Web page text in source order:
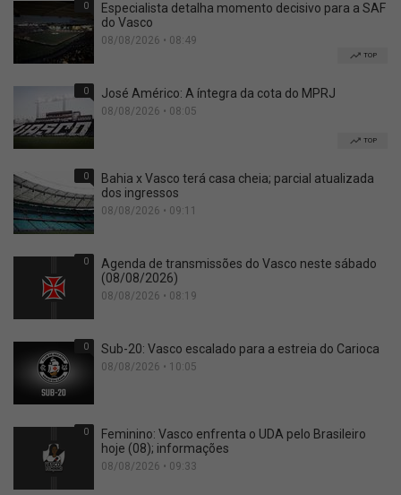
0
Especialista detalha momento decisivo para a SAF
do Vasco
08/08/2026 • 08:49
TOP
0 José Américo: A íntegra da cota do MPRJ
08/08/2026 • 08:05
TOP
0
Bahia x Vasco terá casa cheia; parcial atualizada
dos ingressos
08/08/2026 • 09:11
0
Agenda de transmissões do Vasco neste sábado
(08/08/2026)
08/08/2026 • 08:19
0 Sub-20: Vasco escalado para a estreia do Carioca
08/08/2026 • 10:05
0
Feminino: Vasco enfrenta o UDA pelo Brasileiro
hoje (08); informações
08/08/2026 • 09:33